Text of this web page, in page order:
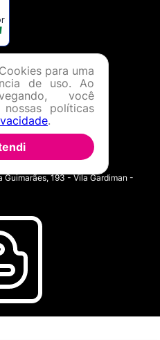
Eireli - EPP CNPJ:
Guimarães, 193 - Vila Gardiman -
para uma
de uso. Ao
você
políticas
.